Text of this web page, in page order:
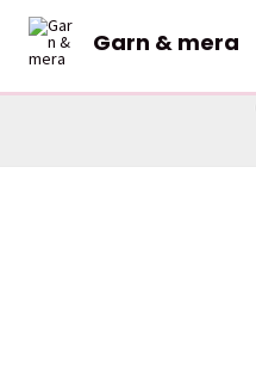
Hoppa
innehåll
Garn & mera
Sale!
Sale!